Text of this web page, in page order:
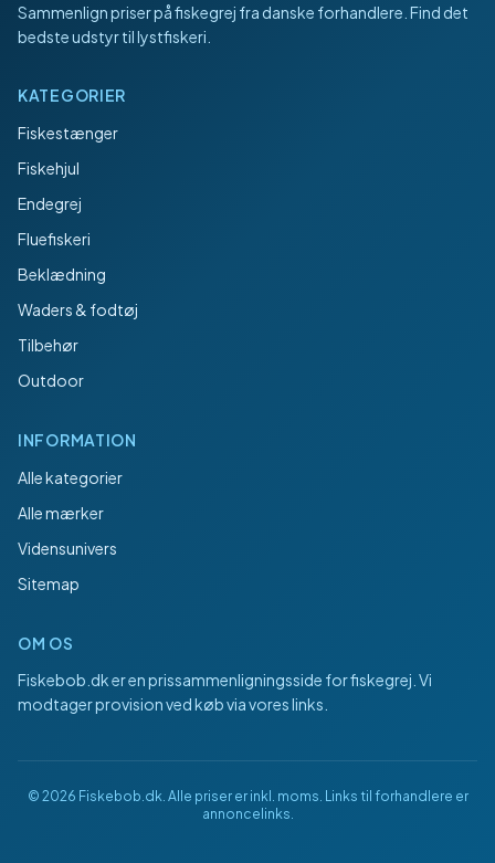
Sammenlign priser på fiskegrej fra danske forhandlere. Find det
bedste udstyr til lystfiskeri.
KATEGORIER
Fiskestænger
Fiskehjul
Endegrej
Fluefiskeri
Beklædning
Waders & fodtøj
Tilbehør
Outdoor
INFORMATION
Alle kategorier
Alle mærker
Vidensunivers
Sitemap
OM OS
Fiskebob.dker en prissammenligningsside for fiskegrej. Vi
modtager provision ved køb via vores links.
© 2026 Fiskebob.dk. Alle priser er inkl. moms. Links til forhandlere er
annoncelinks.